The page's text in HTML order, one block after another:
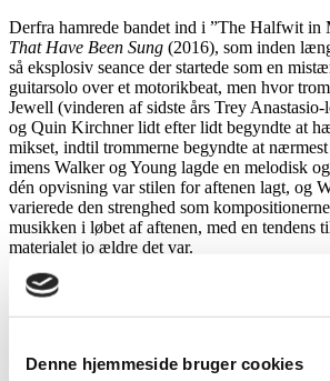
Denne hjemmeside bruger cookies
Derfra hamrede bandet ind i ”The Halfwit in
That Have Been Sung (2016), som inden
så eksplosiv seance der startede som en
guitarsolo over et motorikbeat, men hvor
Jewell (vinderen af sidste års Trey
og Quin Kirchner lidt efter lidt begyndte at
mikset, indtil trommerne begyndte at
imens Walker og Young lagde en melodisk
dén opvisning var stilen for aftenen lagt, og
varierede den strenghed som
musikken i løbet af aftenen, med en tendens
materialet jo ældre det var.
Således veg sangene fra
frem til at høre den lille prog-pop-perle ”Axis
også højdepunktet i det hele taget, hvor